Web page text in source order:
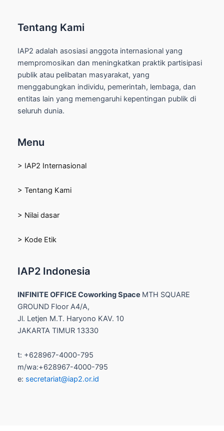
Tentang Kami
IAP2 adalah asosiasi anggota internasional yang
mempromosikan dan meningkatkan praktik partisipasi
publik atau pelibatan masyarakat, yang
menggabungkan individu, pemerintah, lembaga, dan
entitas lain yang memengaruhi kepentingan publik di
seluruh dunia.
Menu
> IAP2 Internasional
> Tentang Kami
> Nilai dasar
> Kode Etik
IAP2 Indonesia
INFINITE OFFICE Coworking Space MTH SQUARE
GROUND Floor A4/A,
Jl. Letjen M.T. Haryono KAV. 10
JAKARTA TIMUR 13330
t: +628967-4000-795
m/wa:+628967-4000-795
e: secretariat@iap2.or.id